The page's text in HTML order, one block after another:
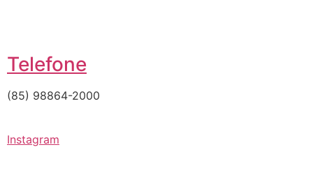
Telefone
(85) 98864-2000
Instagram